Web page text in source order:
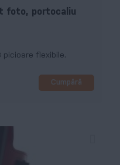
foto, portocaliu
flexibile.
Cumpără